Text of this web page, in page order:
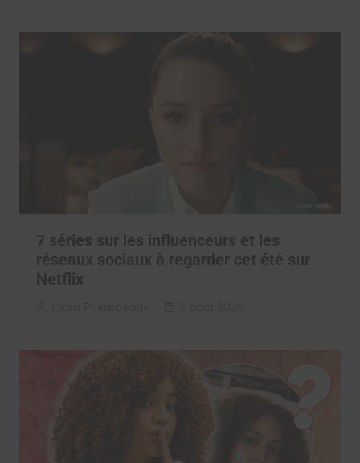
7 séries sur les influenceurs et les
réseaux sociaux à regarder cet été sur
Netflix